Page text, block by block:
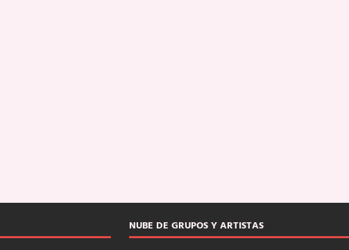
NUBE DE GRUPOS Y ARTISTAS